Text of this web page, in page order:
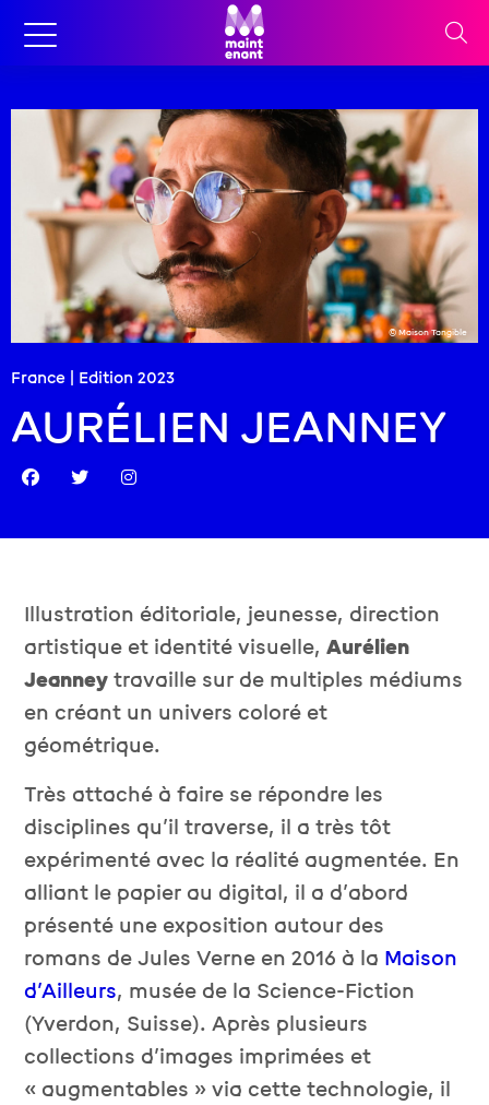
France | Edition 2023
AURÉLIEN JEANNEY
© Maison Tangible
Illustration éditoriale, jeunesse, direction
artistique et identité visuelle,Aurélien
Jeanney travaille sur de multiples médiums
en créant un univers coloré et
géométrique.
Très attaché à faire se répondre les
disciplines qu’il traverse, il a très tôt
expérimenté avec la réalité augmentée. En
alliant le papier au digital, il a d’abord
présenté une exposition autour des
romans de Jules Verne en 2016 à la Maison
d’Ailleurs, musée de la Science-Fiction
(Yverdon, Suisse). Après plusieurs
collections d’images imprimées et
« augmentables » via cette technologie, il